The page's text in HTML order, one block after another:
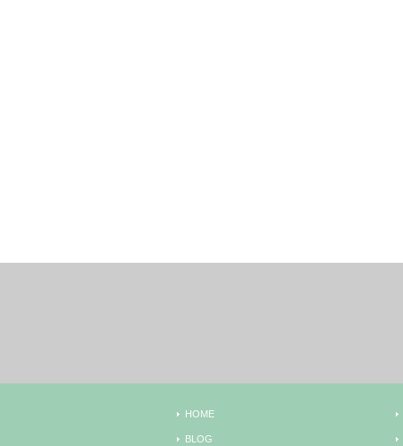
HOME
BLOG